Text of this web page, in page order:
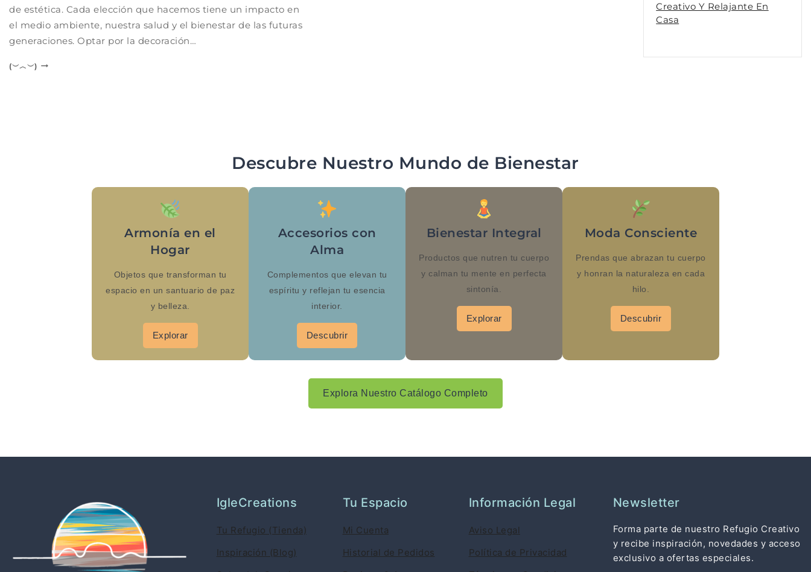
de estética. Cada elección que hacemos tiene un impacto en
el medio ambiente, nuestra salud y el bienestar de las futuras
generaciones. Optar por la decoración…
(︶︿︶)
Creativo Y Relajante En
Casa
Descubre Nuestro Mundo de Bienestar
Armonía en el
Hogar
Objetos que transforman tu
espacio en un santuario de paz
y belleza.
Explorar
Accesorios con
Alma
Complementos que elevan tu
espíritu y reflejan tu esencia
interior.
Descubrir
Bienestar Integral
Productos que nutren tu cuerpo
y calman tu mente en perfecta
sintonía.
Explorar
Moda Consciente
Prendas que abrazan tu cuerpo
y honran la naturaleza en cada
hilo.
Descubrir
Explora Nuestro Catálogo Completo
IgleCreations
Tu Refugio (Tienda)
Inspiración (Blog)
Tu Espacio
Mi Cuenta
Historial de Pedidos
Información Legal
Aviso Legal
Política de Privacidad
Newsletter
Forma parte de nuestro Refugio Creativo
y recibe inspiración, novedades y acceso
exclusivo a ofertas especiales.